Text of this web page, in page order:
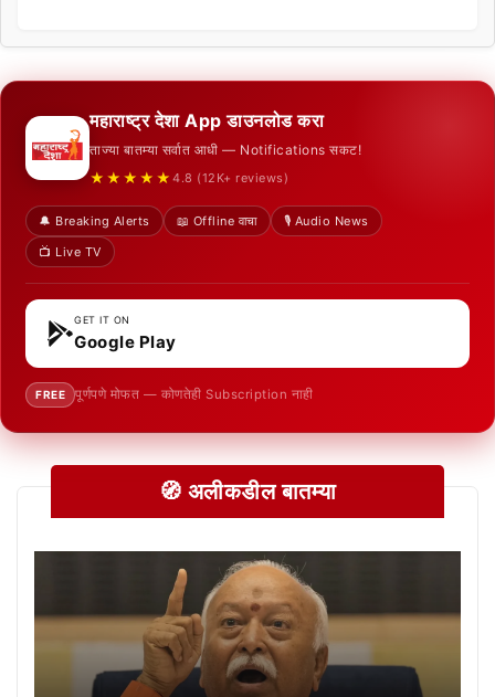
महाराष्ट्र देशा App डाउनलोड करा
ताज्या बातम्या सर्वात आधी — Notifications सकट!
★★★★★ 4.8 (12K+ reviews)
🔔 Breaking Alerts 📖 Offline वाचा
🎙️ Audio News
📺 Live TV
GET IT ON
Google Play
FREE पूर्णपणे मोफत — कोणतेही Subscription नाही
🧭 अलीकडील बातम्या